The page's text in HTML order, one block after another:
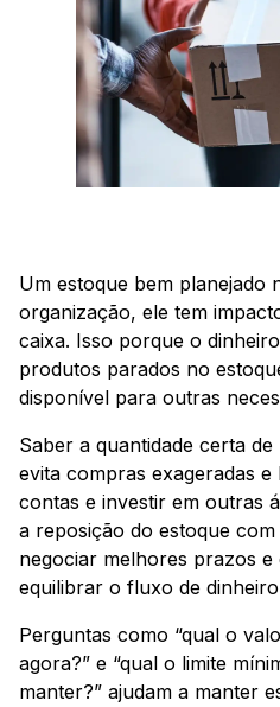
Um estoque bem planejado
organização, ele tem
caixa. Isso porque o
produtos parados no
disponível para outras
Saber a quantidade certa
evita compras exageradas
contas e investir em outras
a reposição do estoque
negociar melhores prazos
equilibrar o fluxo de
Perguntas como “qual o
agora?” e “qual o limite
manter?” ajudam a manter